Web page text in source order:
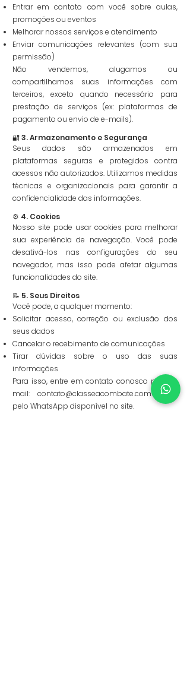
Entrar em contato com você sobre aulas,
promoções ou eventos
Melhorar nossos serviços e atendimento
Enviar comunicações relevantes (com sua
permissão)
Não vendemos, alugamos ou
compartilhamos suas informações com
terceiros, exceto quando necessário para
prestação de serviços (ex: plataformas de
pagamento ou envio de e-mails).
🔐 3. Armazenamento e Segurança
Seus dados são armazenados em
plataformas seguras e protegidos contra
acessos não autorizados. Utilizamos medidas
técnicas e organizacionais para garantir a
confidencialidade das informações.
⚙️ 4. Cookies
Nosso site pode usar cookies para melhorar
sua experiência de navegação. Você pode
desativá-los nas configurações do seu
navegador, mas isso pode afetar algumas
funcionalidades do site.
📝 5. Seus Direitos
Você pode, a qualquer momento:
Solicitar acesso, correção ou exclusão dos
seus dados
Cancelar o recebimento de comunicações
Tirar dúvidas sobre o uso das suas
informações
Para isso, entre em contato conosco pelo e-
mail: contato@classeacombate.com.br ou
pelo WhatsApp disponível no site.